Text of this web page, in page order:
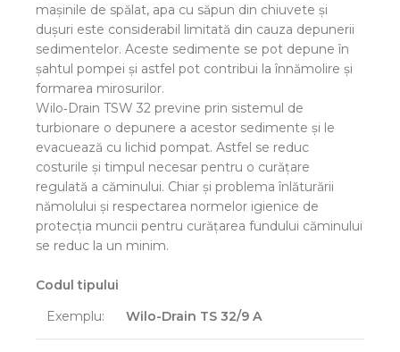
maşinile de spălat, apa cu săpun din chiuvete şi
duşuri este considerabil limitată din cauza depunerii
sedimentelor. Aceste sedimente se pot depune în
şahtul pompei şi astfel pot contribui la înnămolire şi
formarea mirosurilor.
Wilo‐Drain TSW 32 previne prin sistemul de
turbionare o depunere a acestor sedimente şi le
evacuează cu lichid pompat. Astfel se reduc
costurile şi timpul necesar pentru o curăţare
regulată a căminului. Chiar şi problema înlăturării
nămolului şi respectarea normelor igienice de
protecţia muncii pentru curăţarea fundului căminului
se reduc la un minim.
Codul tipului
Exemplu:
Wilo-Drain TS 32/9 A